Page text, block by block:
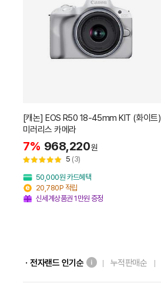
[캐논] EOS R50 18-45mm KIT (화이트)
미러리스 카메라
7% 968,220원
5 (3)
50,000원 카드혜택
20,780P 적립
신세계상품권 1만원 증정
ㆍ전자랜드 인기순 누적판매순